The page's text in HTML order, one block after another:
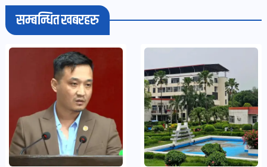
सम्बन्धित खबरहरु